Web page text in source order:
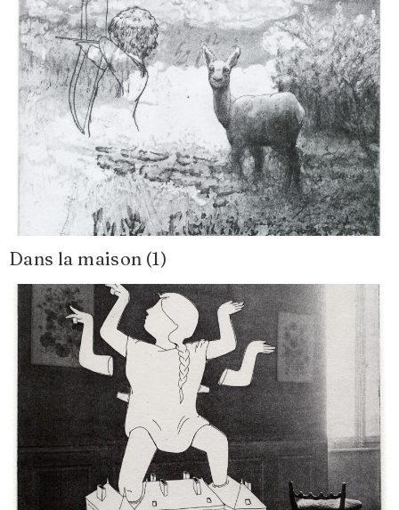
Dans la maison (1)